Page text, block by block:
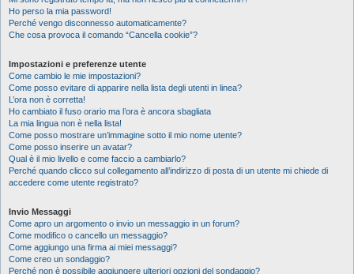
Ho perso la mia password!
Perché vengo disconnesso automaticamente?
Che cosa provoca il comando “Cancella cookie”?
Impostazioni e preferenze utente
Come cambio le mie impostazioni?
Come posso evitare di apparire nella lista degli utenti in linea?
L’ora non è corretta!
Ho cambiato il fuso orario ma l’ora è ancora sbagliata
La mia lingua non è nella lista!
Come posso mostrare un’immagine sotto il mio nome utente?
Come posso inserire un avatar?
Qual è il mio livello e come faccio a cambiarlo?
Perché quando clicco sul collegamento all’indirizzo di posta di un utente mi chiede di
accedere come utente registrato?
Invio Messaggi
Come apro un argomento o invio un messaggio in un forum?
Come modifico o cancello un messaggio?
Come aggiungo una firma ai miei messaggi?
Come creo un sondaggio?
Perché non è possibile aggiungere ulteriori opzioni del sondaggio?